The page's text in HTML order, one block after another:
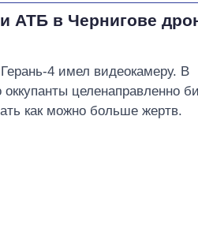
АТБ в Чернигове
4 имел видеокамеру. В
целенаправленно
как можно больше жертв.